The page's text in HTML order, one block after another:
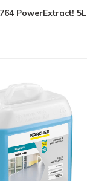
PowerExtract! 5L